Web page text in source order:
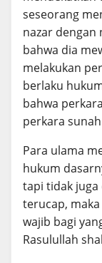
seseorang
nazar dengan
bahwa dia
melakukan
berlaku
bahwa
perkara
Para ulama
hukum
tapi tidak juga
terucap,
wajib bagi
Rasulullah